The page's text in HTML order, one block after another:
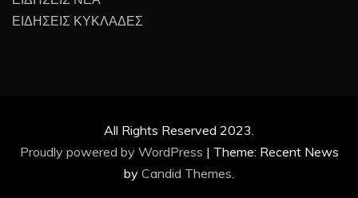
ΕΙΔΗΣΕΙΣ ΚΥΚΛΑΔΕΣ
All Rights Reserved 2023.
Proudly powered by WordPress | Theme: Recent News
by Candid Themes.